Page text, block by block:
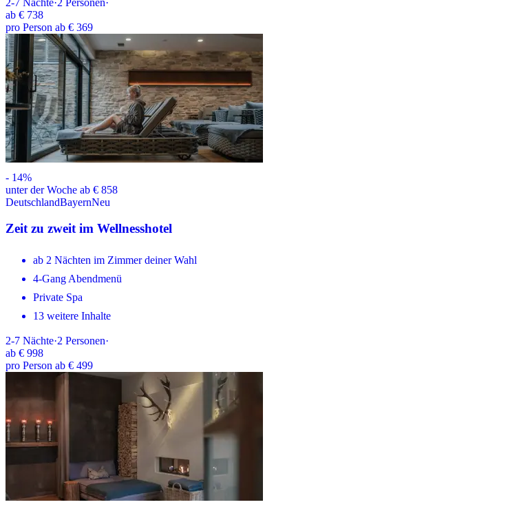
ab € 738
pro Person ab € 369
- 14%
unter der Woche ab € 858
DeutschlandBayernNeu
Zeit zu zweit im Wellnesshotel
ab 2 Nächten im Zimmer deiner Wahl
4-Gang Abendmenü
Private Spa
13 weitere Inhalte
2-7 Nächte·2 Personen·
ab € 998
pro Person ab € 499